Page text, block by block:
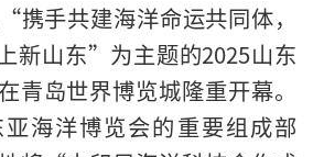
携手共建海洋命运共同体，
新山东”为主题的2025山东
青岛世界博览城隆重开幕。
海洋博览会的重要组成部